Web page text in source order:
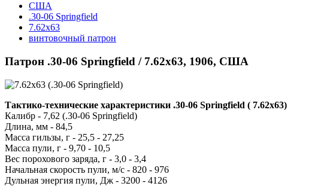
США
.30-06 Springfield
7.62x63
винтовочный патрон
Патрон .30-06 Springfield / 7.62х63, 1906, США
Тактико-технические характеристики .30-06 Springfield ( 7.62х63)
Калибр - 7,62 (.30-06 Springfield)
Длина, мм - 84,5
Масса гильзы, г - 25,5 - 27,25
Масса пули, г - 9,70 - 10,5
Вес порохового заряда, г - 3,0 - 3,4
Начальная скорость пули, м/с - 820 - 976
Дульная энергия пули, Дж - 3200 - 4126